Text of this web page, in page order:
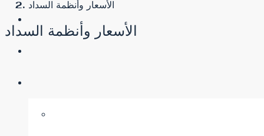
الأسعار وأنظمة السداد
الأسعار وأنظمة السداد